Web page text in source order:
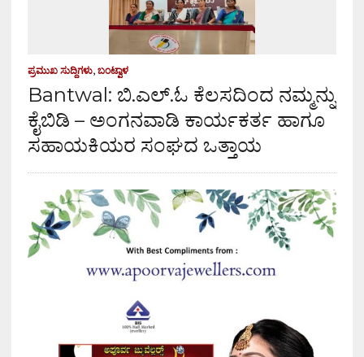
ಪ್ರಮುಖ ಸುದ್ದಿಗಳು, ಬಂಟ್ವಾಳ
Bantwal: ಬಿ.ಎಲ್.ಓ ಕೆಲಸದಿಂದ ನಮ್ಮನ್ನು
ಕೈಬಿಡಿ – ಅಂಗನವಾಡಿ ಕಾರ್ಯಕರ್ತ ಹಾಗೂ
ಸಹಾಯಕಿಯರ ಸಂಘದ ಒತ್ತಾಯ